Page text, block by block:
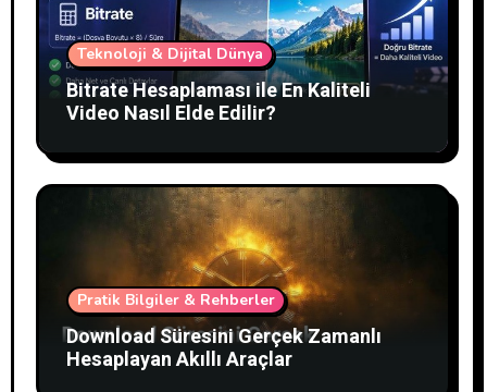
Teknoloji & Dijital Dünya
Bitrate Hesaplaması ile En Kaliteli
Video Nasıl Elde Edilir?
Pratik Bilgiler & Rehberler
Download Süresini Gerçek Zamanlı
Hesaplayan Akıllı Araçlar